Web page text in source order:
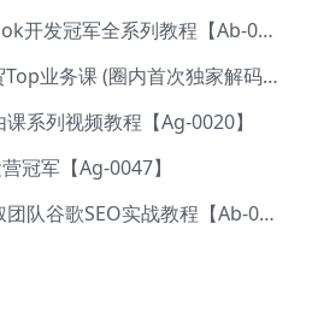
新版外土司FaceBook开发冠军全系列教程【Ab-0021】
新版鼎贸Coco.外贸Top业务课 (圈内首次独家解码|460节课)【Ag-0091】
系列视频教程【Ag-0020】
冠军【Ag-0047】
环新网络.谷歌大叔团队谷歌SEO实战教程【Ab-0024】